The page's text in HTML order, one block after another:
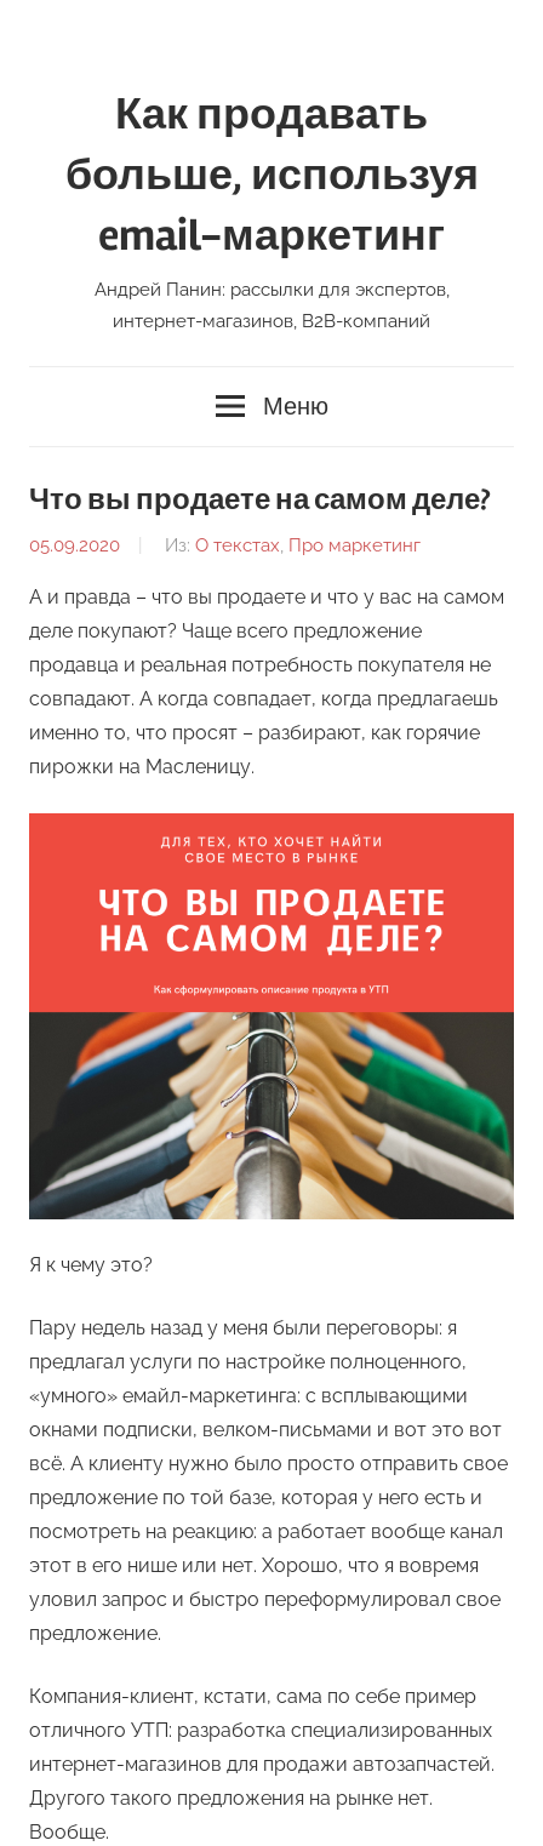
Как продавать
больше, используя
email-маркетинг
Андрей Панин: рассылки для экспертов,
интернет-магазинов, В2В-компаний
Меню
Что вы продаете на самом деле?
05.09.2020
От:
Панин
Из: О текстах, Про маркетинг
А и правда – что вы продаете и что у вас на самом
деле покупают? Чаще всего предложение
продавца и реальная потребность покупателя не
совпадают. А когда совпадает, когда предлагаешь
именно то, что просят – разбирают, как горячие
пирожки на Масленицу.
Я к чему это?
Пару недель назад у меня были переговоры: я
предлагал услуги по настройке полноценного,
«умного» емайл-маркетинга: с всплывающими
окнами подписки, велком-письмами и вот это вот
всё. А клиенту нужно было просто отправить свое
предложение по той базе, которая у него есть и
посмотреть на реакцию: а работает вообще канал
этот в его нише или нет. Хорошо, что я вовремя
уловил запрос и быстро переформулировал свое
предложение.
Компания-клиент, кстати, сама по себе пример
отличного УТП: разработка специализированных
интернет-магазинов для продажи автозапчастей.
Другого такого предложения на рынке нет.
Вообще.